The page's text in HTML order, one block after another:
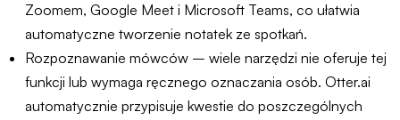
Zoomem, Google Meet i Microsoft Teams, co ułatwia
automatyczne tworzenie notatek ze spotkań.
Rozpoznawanie mówców – wiele narzędzi nie oferuje tej
funkcji lub wymaga ręcznego oznaczania osób. Otter.ai
automatycznie przypisuje kwestie do poszczególnych